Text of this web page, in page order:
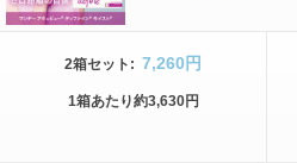
2箱セット : 7,260円
1箱あたり約3,630円